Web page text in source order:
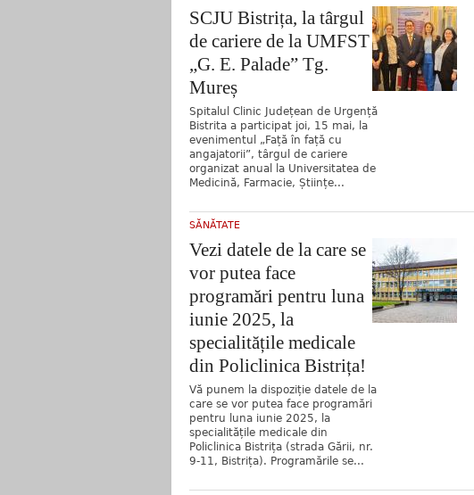
SCJU Bistrița, la târgul
de cariere de la UMFST
„G. E. Palade” Tg.
Mureș
Spitalul Clinic Județean de Urgență
Bistrita a participat joi, 15 mai, la
evenimentul „Față în față cu
angajatorii”, târgul de cariere
organizat anual la Universitatea de
Medicină, Farmacie, Științe...
SĂNĂTATE
Vezi datele de la care se
vor putea face
programări pentru luna
iunie 2025, la
specialitățile medicale
din Policlinica Bistrița!
Vă punem la dispoziție datele de la
care se vor putea face programări
pentru luna iunie 2025, la
specialitățile medicale din
Policlinica Bistrița (strada Gării, nr.
9-11, Bistrița). Programările se...